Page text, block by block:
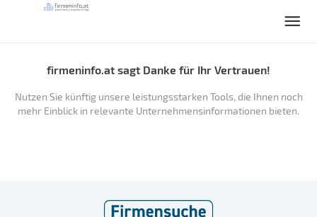
firmeninfo.at sagt Danke für Ihr Vertrauen!
Nutzen Sie künftig unsere leistungsstarken Tools, die Ihnen noch
mehr Einblick in relevante Unternehmensinformationen bieten.